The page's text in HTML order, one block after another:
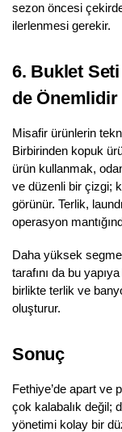
sezon öncesi
ilerlenmesi gerekir.
6. Buklet
de Önemlidir
Misafir ürünlerin
Birbirinden kopuk
ürün kullanmak,
ve düzenli bir çizgi;
görünür. Terlik,
operasyon
Daha yüksek
tarafını da bu
birlikte terlik ve
oluşturur.
Sonuç
Fethiye’de apart ve
çok kalabalık değil;
yönetimi kolay bir